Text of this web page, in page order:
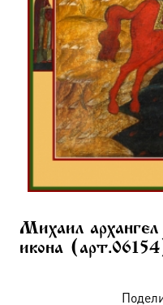
Михаил архангел
икона